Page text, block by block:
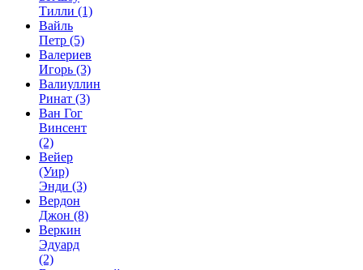
Тилли (1)
Вайль
Петр (5)
Валериев
Игорь (3)
Валиуллин
Ринат (3)
Ван Гог
Винсент
(2)
Вейер
(Уир)
Энди (3)
Вердон
Джон (8)
Веркин
Эдуард
(2)